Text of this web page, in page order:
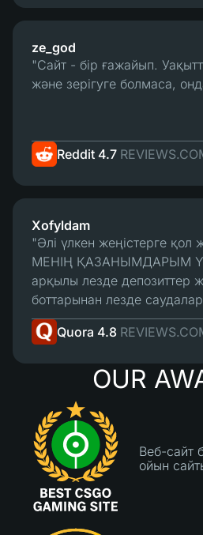
ze_god
"Сайт - бір ғажайып.
және зерігуге болмаса,
Reddit 4.7
Xofyldam
"Әлі үлкен жеңістерге қол
МЕНІҢ ҚАЗАНЫМДАРЫМ
арқылы лезде депозиттер
боттарынан лезде
УАҚЫТҚА ДЕЙІН. Барлығы,
жақсы. Менің жалғыз
олардың депозит
сенімді болып қалатынына
Quora 4.8
OUR
Веб-сайт
ойын